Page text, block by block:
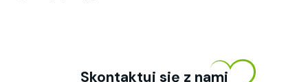
Skontaktuj się z nami